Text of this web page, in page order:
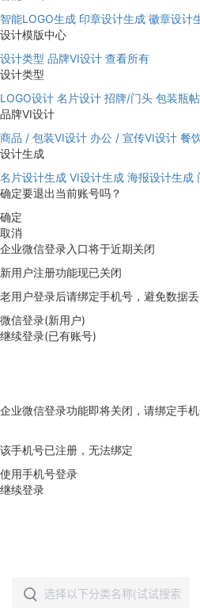
智能LOGO生成 印章设计生成 徽章设计
设计模版中心
设计类型 品牌VI设计 查看所有
设计类型
LOGO设计 名片设计 招牌/门头 包装瓶帖
品牌VI设计
商品 / 包装VI设计 办公 / 宣传VI设计 餐
设计生成
名片设计生成 VI设计生成 海报设计生成
确定要退出当前账号吗？
确定
取消
企业微信登录入口将于近期关闭
新用户注册功能现已关闭
老用户登录后请绑定手机号，避免数据
微信登录(新用户)
继续登录(已有账号)
企业微信登录功能即将关闭，请绑定手
该手机号已注册，无法绑定
使用手机号登录
继续登录